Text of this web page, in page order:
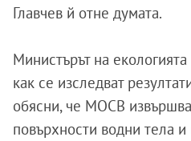
Главчев й отне думата.
Министърът на екологията
как се изследват
обясни, че МОСВ
повърхности водни тела и